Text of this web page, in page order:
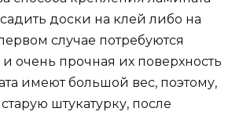
доски на клей либо на
случае потребуются
очень прочная их поверхность
имеют большой вес, поэтому,
штукатурку, после